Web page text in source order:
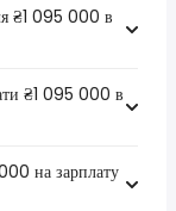
₴1 095 000 в
₴1 095 000 в
на зарплату